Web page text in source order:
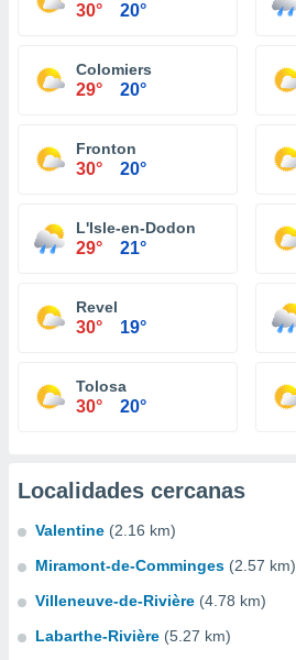
30° 20°
Colomiers
29° 20°
Fronton
30° 20°
L'Isle-en-Dodon
29° 21°
Revel
30° 19°
Tolosa
30° 20°
Localidades cercanas
Valentine (2.16 km)
Miramont-de-Comminges (2.57 km)
Villeneuve-de-Rivière (4.78 km)
Labarthe-Rivière (5.27 km)